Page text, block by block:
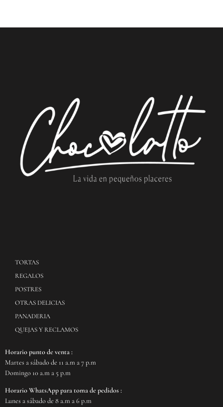
TORTAS
REGALOS
POSTRES
OTRAS DELICIAS
PANADERIA
QUEJAS Y RECLAMOS
Horario punto de venta :
Martes a sábado de 11 a.m a 7 p.m
Domingo 10 a.m a 5 p.m
Horario WhatsApp para toma de pedidos :
Lunes a sábado de 8 a.m a 6 p.m